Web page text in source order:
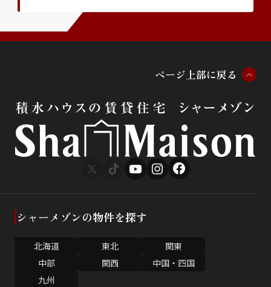
ページ 上部に戻る
シャーメゾンの物件を探す
北海道 東北
関東
中部
関西
中国・四国
九州